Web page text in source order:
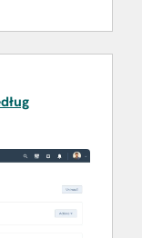
will
sync.
sync to
to
only one